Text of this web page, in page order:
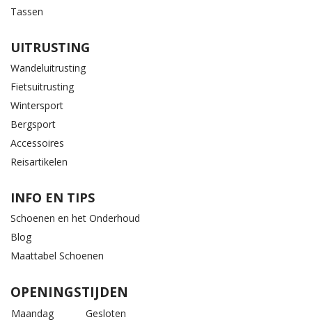
Tassen
UITRUSTING
Wandeluitrusting
Fietsuitrusting
Wintersport
Bergsport
Accessoires
Reisartikelen
INFO EN TIPS
Schoenen en het Onderhoud
Blog
Maattabel Schoenen
OPENINGSTIJDEN
Maandag
Gesloten